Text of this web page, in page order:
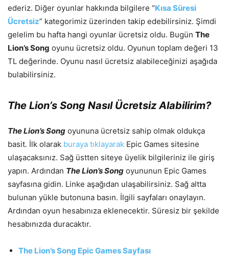
ederiz. Diğer oyunlar hakkında bilgilere “Kısa Süresi
Ücretsiz” kategorimiz üzerinden takip edebilirsiniz. Şimdi
gelelim bu hafta hangi oyunlar ücretsiz oldu. Bugün The
Lion’s Song oyunu ücretsiz oldu. Oyunun toplam değeri 13
TL değerinde. Oyunu nasıl ücretsiz alabileceğinizi aşağıda
bulabilirsiniz.
The Lion’s Song Nasıl Ücretsiz Alabilirim?
The Lion’s Song oyununa ücretsiz sahip olmak oldukça
basit. İlk olarak buraya tıklayarak Epic Games sitesine
ulaşacaksınız. Sağ üstten siteye üyelik bilgileriniz ile giriş
yapın. Ardından The Lion’s Song oyununun Epic Games
sayfasına gidin. Linke aşağıdan ulaşabilirsiniz. Sağ altta
bulunan yükle butonuna basın. İlgili sayfaları onaylayın.
Ardından oyun hesabınıza eklenecektir. Süresiz bir şekilde
hesabınızda duracaktır.
The Lion’s Song Epic Games Sayfası